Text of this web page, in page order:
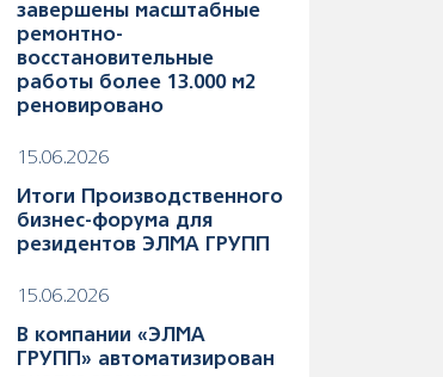
завершены масштабные
ремонтно-
восстановительные
работы более 13.000 м2
реновировано
15.06.2026
Итоги Производственного
бизнес-форума для
резидентов ЭЛМА ГРУПП
15.06.2026
В компании «ЭЛМА
ГРУПП» автоматизирован